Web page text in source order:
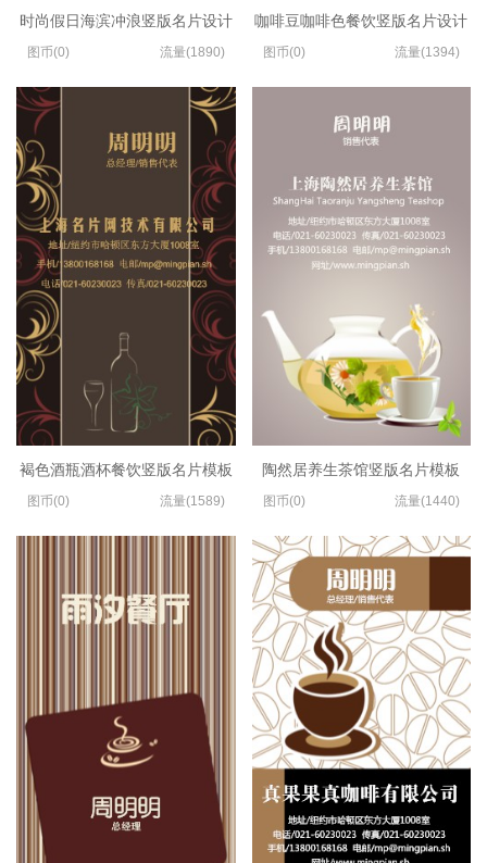
时尚假日海滨冲浪竖版名片设计
图币(0) 流量(1890)
褐色酒瓶酒杯餐饮竖版名片模板
图币(0) 流量(1589)
咖啡豆咖啡色餐饮竖版名片设计
图币(0) 流量(1394)
陶然居养生茶馆竖版名片模板
图币(0) 流量(1440)